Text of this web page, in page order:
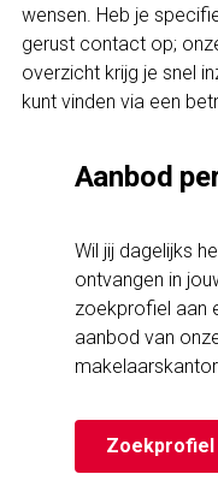
wensen. Heb je
gerust contact op;
overzicht krijg je snel
kunt vinden via een
Aanbod
Wil jij dagelijks
ontvangen in
zoekprofiel aan
aanbod van
Zoekprofiel